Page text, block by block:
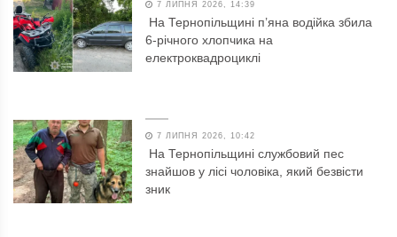
7 ЛИПНЯ 2026, 14:39
На Тернопільщині п’яна водійка збила
6-річного хлопчика на
електроквадроциклі
7 ЛИПНЯ 2026, 10:42
На Тернопільщині службовий пес
знайшов у лісі чоловіка, який безвісти
зник